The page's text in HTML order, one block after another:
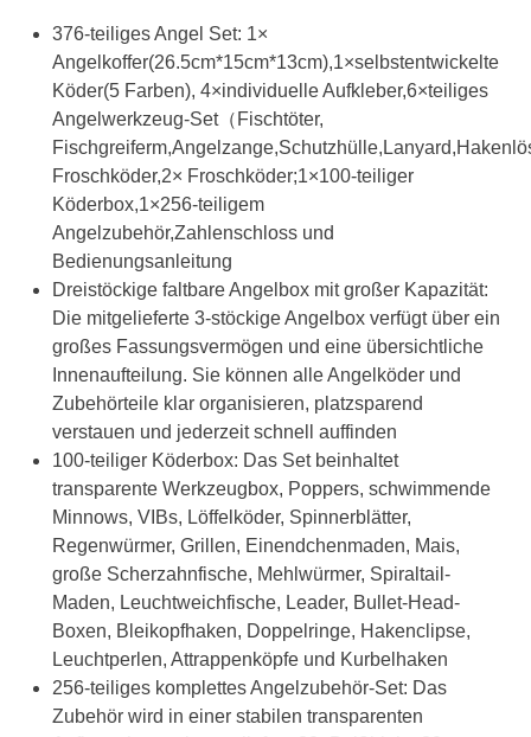
376-teiliges Angel Set: 1×
Angelkoffer(26.5cm*15cm*13cm),1×selbstentwickelte
Köder(5 Farben), 4×individuelle Aufkleber,6×teiliges
Angelwerkzeug-Set（Fischtöter,
Froschköder,2× Froschköder;1×100-teiliger
Köderbox,1×256-teiligem
Angelzubehör,Zahlenschloss und
Bedienungsanleitung
Dreistöckige faltbare Angelbox mit großer Kapazität:
Die mitgelieferte 3-stöckige Angelbox verfügt über ein
großes Fassungsvermögen und eine übersichtliche
Innenaufteilung. Sie können alle Angelköder und
Zubehörteile klar organisieren, platzsparend
verstauen und jederzeit schnell auffinden
100-teiliger Köderbox: Das Set beinhaltet
transparente Werkzeugbox, Poppers, schwimmende
Minnows, VIBs, Löffelköder, Spinnerblätter,
Regenwürmer, Grillen, Einendchenmaden, Mais,
große Scherzahnfische, Mehlwürmer, Spiraltail-
Maden, Leuchtweichfische, Leader, Bullet-Head-
Boxen, Bleikopfhaken, Doppelringe, Hakenclipse,
Leuchtperlen, Attrappenköpfe und Kurbelhaken
256-teiliges komplettes Angelzubehör-Set: Das
Zubehör wird in einer stabilen transparenten